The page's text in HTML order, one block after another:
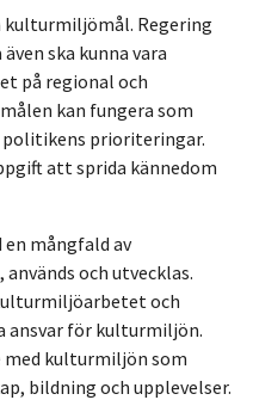
kulturmiljömål. Regering
ska kunna vara
på regional och
kan fungera som
politikens prioriteringar.
att sprida kännedom
mångfald av
och utvecklas.
och
för kulturmiljön.
kulturmiljön som
bildning och upplevelser.